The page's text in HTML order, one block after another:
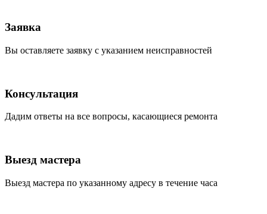
Заявка
Вы оставляете заявку с указанием неисправностей
Консультация
Дадим ответы на все вопросы, касающиеся ремонта
Выезд мастера
Выезд мастера по указанному адресу в течение часа